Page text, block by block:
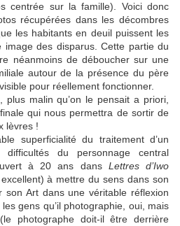
centrée sur la famille). Voici donc
récupérées dans les décombres
les habitants en deuil puissent les
image des disparus. Cette partie du
néanmoins de déboucher sur une
autour de la présence du père
pour réellement fonctionner.
plus malin qu’on le pensait a priori,
qui nous permettra de sortir de
lèvres !
superficialité du traitement d’un
du personnage central
à 20 ans dans Lettres d’Iwo
excellent) à mettre du sens dans son
son Art dans une véritable réflexion
gens qu’il photographie, oui, mais
photographe doit-il être derrière